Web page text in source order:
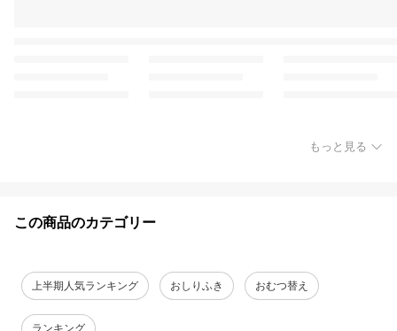
もっと見る
この商品のカテゴリー
上半期人気ランキング おしりふき おむつ替え
ランキング